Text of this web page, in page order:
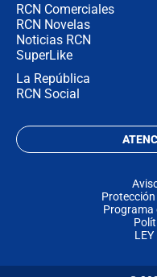
RCN Comerciales
RCN Novelas
Noticias RCN
SuperLike
La República
RCN Social
Programa